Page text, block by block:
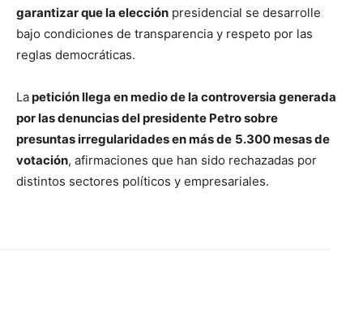
garantizar que la elección presidencial se desarrolle
bajo condiciones de transparencia y respeto por las
reglas democráticas.
Lapetición llega en medio de la controversia generada
por las denuncias del presidente Petro sobre
presuntas irregularidades en más de 5.300 mesas de
votación, afirmaciones que han sido rechazadas por
distintos sectores políticos y empresariales.